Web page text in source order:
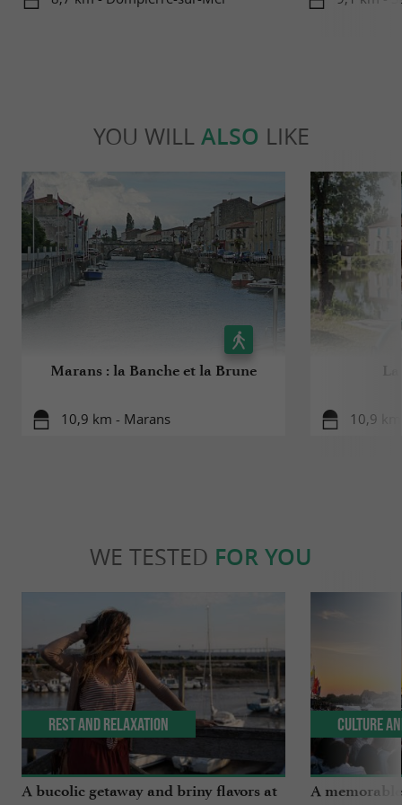
YOU WILL ALSO LIKE
Marans : la Banche et la Brune
10,9 km - Marans 10,9
WE TESTED FOR YOU
A bucolic getaway and briny flavors at
Rest and relaxation
A
Culture